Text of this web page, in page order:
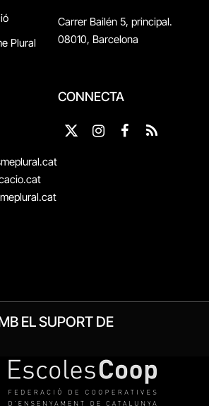
Plural
Carrer Bailén 5, principal.
08010, Barcelona
CONNECTA
X
InstagramFacebook
RSS
EL SUPORT DE